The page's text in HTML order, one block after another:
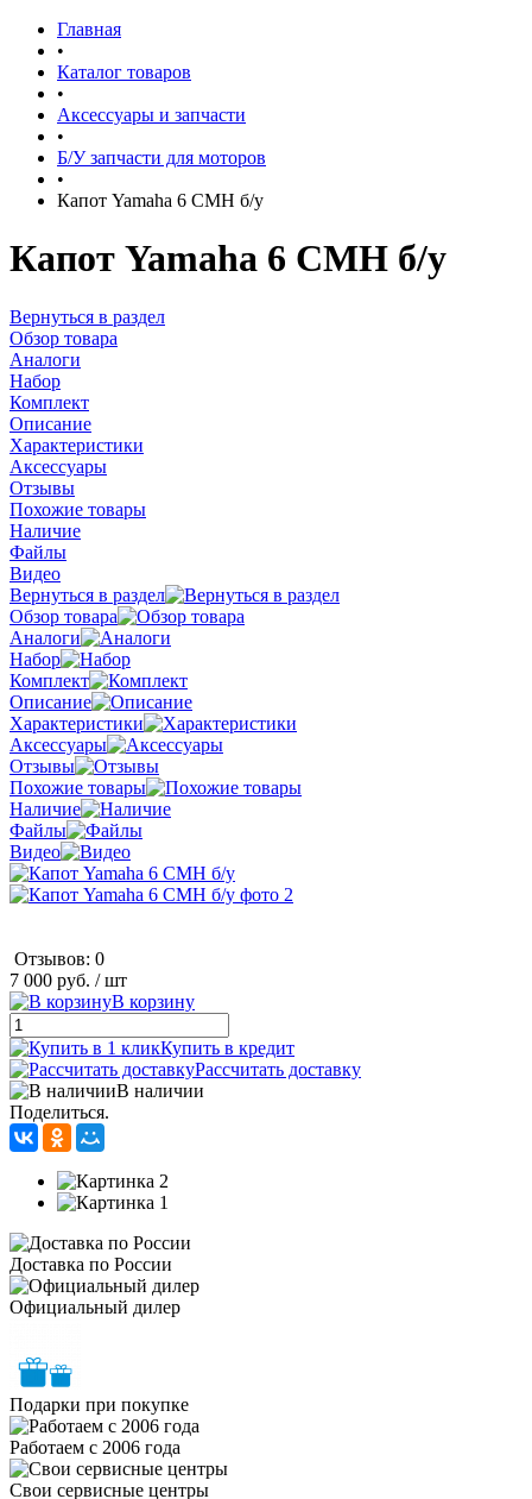
Главная
•
Каталог товаров
•
Аксессуары и запчасти
•
Б/У запчасти для моторов
•
Капот Yamahа 6 CMH б/у
Капот Yamahа 6 CMH б/у
Вернуться в раздел
Обзор товара
Аналоги
Набор
Комплект
Описание
Характеристики
Аксессуары
Отзывы
Похожие товары
Наличие
Файлы
Видео
Вернуться в раздел
Обзор товара
Аналоги
Набор
Комплект
Описание
Характеристики
Аксессуары
Отзывы
Похожие товары
Наличие
Файлы
Видео
Отзывов: 0
7 000 руб. / шт
В корзину
Купить в кредит
Рассчитать доставку
В наличии
Поделиться.
Доставка по России
Официальный дилер
Подарки при покупке
Работаем с 2006 года
Свои сервисные центры